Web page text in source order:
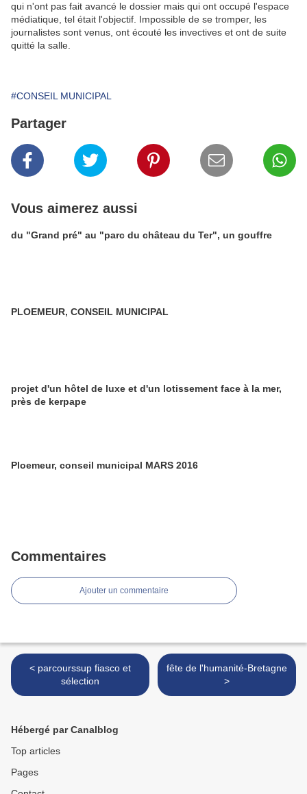
qui n'ont pas fait avancé le dossier mais qui ont occupé l'espace
médiatique, tel était l'objectif. Impossible de se tromper, les
journalistes sont venus, ont écouté les invectives et ont de suite
quitté la salle.
#CONSEIL MUNICIPAL
Partager
Vous aimerez aussi
du "Grand pré" au "parc du château du Ter", un gouffre
PLOEMEUR, CONSEIL MUNICIPAL
projet d'un hôtel de luxe et d'un lotissement face à la mer,
près de kerpape
Ploemeur, conseil municipal MARS 2016
Commentaires
Ajouter un commentaire
< parcourssup fiasco et
sélection
fête de l'humanité-Bretagne
>
Hébergé par Canalblog
Top articles
Pages